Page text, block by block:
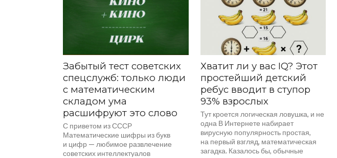
Забытый тест советских
спецслужб: только люди
с математическим
складом ума
расшифруют это слово
С приветом из СССР
Математические шифры из букв
и цифр — любимое развлечение
советских интеллектуалов
Хватит ли у вас IQ? Этот
простейший детский
ребус вводит в ступор
93% взрослых
Тут кроется логическая ловушка, и не
одна В Интернете набирает
вирусную популярность простая,
на первый взгляд, математическая
загадка. Казалось бы, обычные